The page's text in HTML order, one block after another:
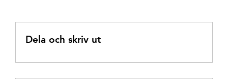
Dela och skriv ut